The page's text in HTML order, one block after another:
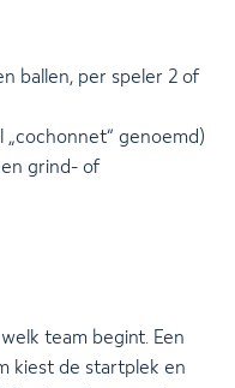
ballen, per speler 2 of
„cochonnet“ genoemd)
grind- of
team begint. Een
kiest de startplek en